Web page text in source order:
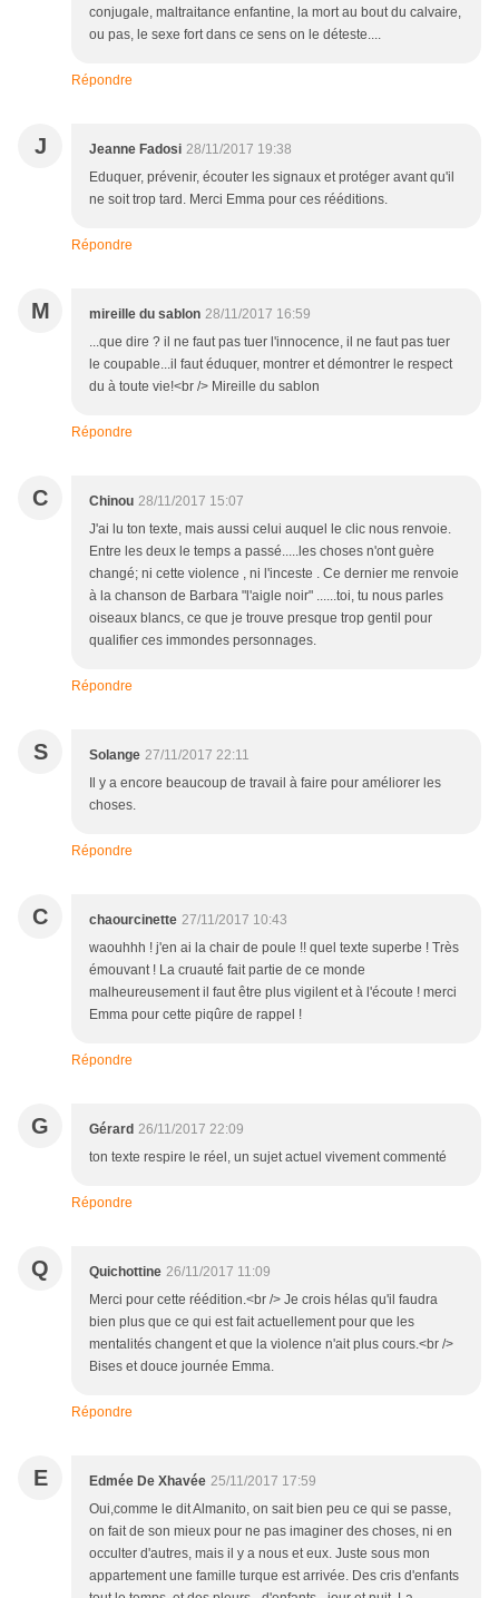
conjugale, maltraitance enfantine, la mort au bout du calvaire,
ou pas, le sexe fort dans ce sens on le déteste....
Répondre
J Jeanne Fadosi 28/11/2017 19:38
Eduquer, prévenir, écouter les signaux et protéger avant qu'il
ne soit trop tard. Merci Emma pour ces rééditions.
Répondre
M mireille du sablon 28/11/2017 16:59
...que dire ? il ne faut pas tuer l'innocence, il ne faut pas tuer
le coupable...il faut éduquer, montrer et démontrer le respect
du à toute vie!<br /> Mireille du sablon
Répondre
C Chinou 28/11/2017 15:07
J'ai lu ton texte, mais aussi celui auquel le clic nous renvoie.
Entre les deux le temps a passé.....les choses n'ont guère
changé; ni cette violence , ni l'inceste . Ce dernier me renvoie
à la chanson de Barbara "l'aigle noir" ......toi, tu nous parles
oiseaux blancs, ce que je trouve presque trop gentil pour
qualifier ces immondes personnages.
Répondre
S Solange 27/11/2017 22:11
Il y a encore beaucoup de travail à faire pour améliorer les
choses.
Répondre
C chaourcinette 27/11/2017 10:43
waouhhh ! j'en ai la chair de poule !! quel texte superbe ! Très
émouvant ! La cruauté fait partie de ce monde
malheureusement il faut être plus vigilent et à l'écoute ! merci
Emma pour cette piqûre de rappel !
Répondre
G Gérard 26/11/2017 22:09
ton texte respire le réel, un sujet actuel vivement commenté
Répondre
Q Quichottine 26/11/2017 11:09
Merci pour cette réédition.<br /> Je crois hélas qu'il faudra
bien plus que ce qui est fait actuellement pour que les
mentalités changent et que la violence n'ait plus cours.<br />
Bises et douce journée Emma.
Répondre
E Edmée De Xhavée 25/11/2017 17:59
Oui,comme le dit Almanito, on sait bien peu ce qui se passe,
on fait de son mieux pour ne pas imaginer des choses, ni en
occulter d'autres, mais il y a nous et eux. Juste sous mon
appartement une famille turque est arrivée. Des cris d'enfants